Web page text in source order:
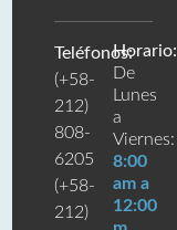
Teléfonos:
(+58-
212)
808-
6205
(+58-
212)
Horario:
De
Lunes
a
Viernes:
8:00
am a
12:00